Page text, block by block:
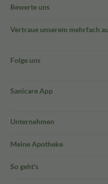
Bewerte uns
Vertraue unserem mehrfach
Folge uns
Sanicare App
Unternehmen
Meine Apotheke
So geht's